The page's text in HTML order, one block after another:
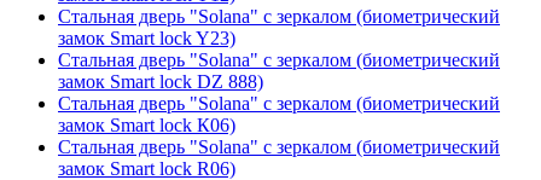
Стальная дверь "Solana" с зеркалом (биометрический
замок Smart lock Y23)
Стальная дверь "Solana" с зеркалом (биометрический
замок Smart lock DZ 888)
Стальная дверь "Solana" с зеркалом (биометрический
замок Smart lock К06)
Стальная дверь "Solana" с зеркалом (биометрический
замок Smart lock R06)